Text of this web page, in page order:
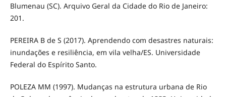
Blumenau (SC). Arquivo Geral da Cidade do Rio de Janeiro:
201.
PEREIRA B de S (2017). Aprendendo com desastres naturais:
inundações e resiliência, em vila velha/ES. Universidade
Federal do Espírito Santo.
POLEZA MM (1997). Mudanças na estrutura urbana de Rio